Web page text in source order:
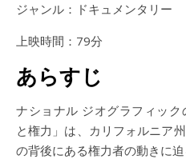
ジャンル：ドキュメンタリー
上映時間：79分
あらすじ
ナショナル ジオグラフィッ
と権力」は、カリフォルニア
の背後にある権力者の動きに迫